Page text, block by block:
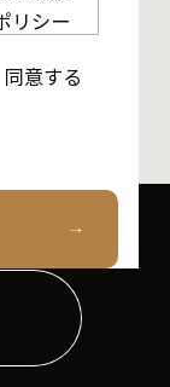
リシー
，個人
とし，
情報に
連絡
できる
意する